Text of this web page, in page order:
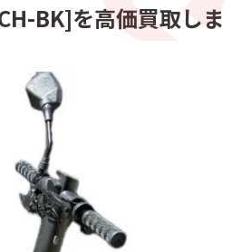
BK]を高価買取しま